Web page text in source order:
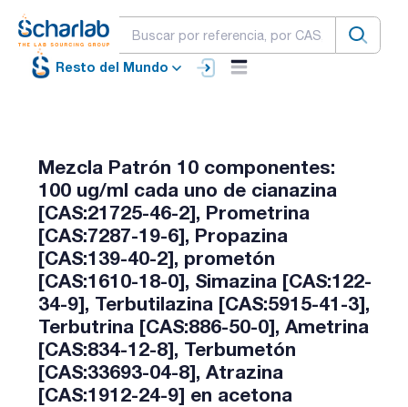
Resto del Mundo
Mezcla Patrón 10 componentes:
100 ug/ml cada uno de cianazina
[CAS:21725-46-2], Prometrina
[CAS:7287-19-6], Propazina
[CAS:139-40-2], prometón
[CAS:1610-18-0], Simazina [CAS:122-
34-9], Terbutilazina [CAS:5915-41-3],
Terbutrina [CAS:886-50-0], Ametrina
[CAS:834-12-8], Terbumetón
[CAS:33693-04-8], Atrazina
[CAS:1912-24-9] en acetona